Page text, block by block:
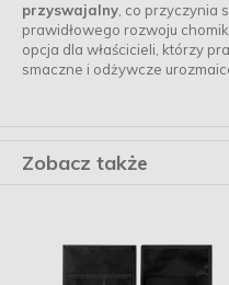
przyswajalny , co przyczynia
prawidłowego rozwoju
opcja dla właścicieli, którzy
smaczne i odżywcze
Zobacz także